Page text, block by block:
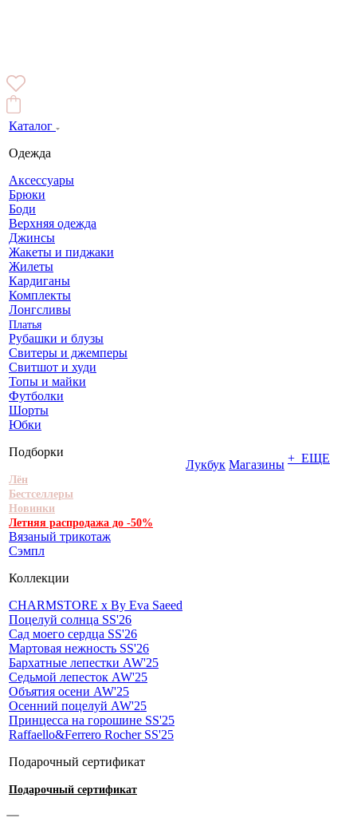
Каталог
Одежда
Аксессуары
Брюки
Боди
Верхняя одежда
Джинсы
Жакеты и пиджаки
Жилеты
Кардиганы
Комплекты
Лонгсливы
Платья
Рубашки и блузы
Свитеры и джемперы
Свитшот и худи
Топы и майки
Футболки
Шорты
Юбки
Подборки
Лён
Бестселлеры
Новинки
Летняя распродажа до -50%
Вязаный трикотаж
Сэмпл
Коллекции
CHARMSTORE х By Eva Saeed
Поцелуй солнца SS'26
Сад моего сердца SS'26
Мартовая нежность SS'26
Бархатные лепестки AW'25
Седьмой лепесток AW'25
Объятия осени AW'25
Осенний поцелуй AW'25
Принцесса на горошине SS'25
Raffaello&Ferrero Rocher SS'25
Подарочный сертификат
Подарочный сертификат
Лукбук Магазины + ЕЩЕ